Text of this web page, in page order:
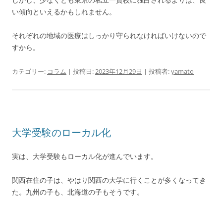
い傾向といえるかもしれません。
それぞれの地域の医療はしっかり守られなければいけないので
すから。
カテゴリー: コラム | 投稿日:2023年12月29日 | 投稿者:yamato
大学受験のローカル化
実は、大学受験もローカル化が進んでいます。
関西在住の子は、やはり関西の大学に行くことが多くなってき
た。九州の子も、北海道の子もそうです。